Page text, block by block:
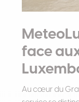
face
Au cœur du